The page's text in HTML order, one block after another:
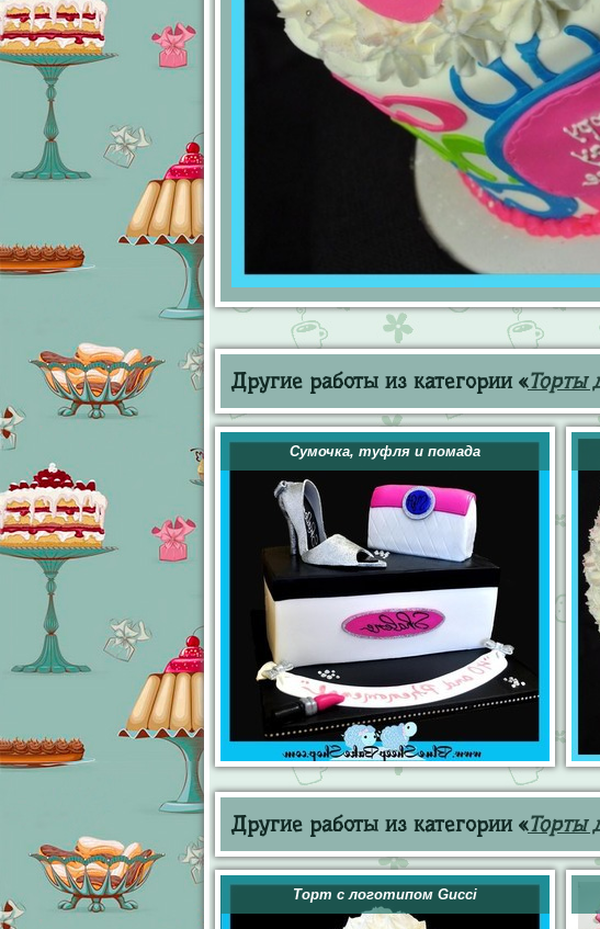
Другие работы из категории «Торты
Сумочка, туфля и помада
Другие работы из категории «Торты
Торт с логотипом Gucci